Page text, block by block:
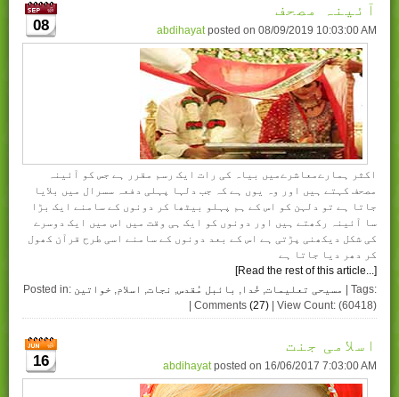
08
آئینہ مصحف
abdihayatposted on 08/09/2019 10:03:00 AM
اکثر ہمارےمعاشرےمیں بیاہ کی رات ایک رسم مقرر ہے جس کو آئینہ
مصحف کہتے ہیں اور وہ یوں ہے کہ جب دلہا پہلی دفعہ سسرال میں بلایا
جاتا ہے تو دلہن کو اس کے ہم پہلو بیٹھا کر دونوں کے سامنے ایک بڑا
سا آئینہ رکھتے ہیں اور دونوں کو ایک ہی وقت میں اس میں ایک دوسرے
کی شکل دیکھنی پڑتی ہے اس کے بعد دونوں کے سامنے اسی طرح قرآن کھول
کر دھر دیا جاتا ہے
[Read the rest of this article...]
Posted in:
مسیحی تعلیمات, خُدا , بائبل مُقدس, نجات, اسلام, خواتین
| Tags:
| Comments (27) | View Count: (60418)
16
اسلامی جنت
abdihayatposted on 16/06/2017 7:03:00 AM